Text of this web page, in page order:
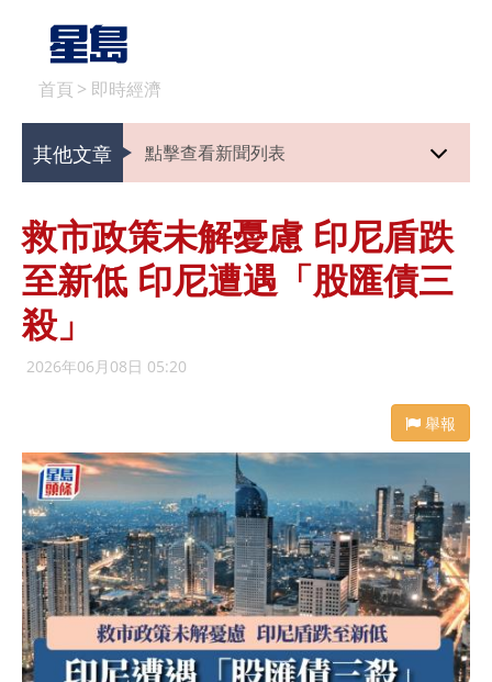
首頁 > 即時經濟
其他文章 點擊查看新聞列表
救市政策未解憂慮 印尼盾跌
至新低 印尼遭遇「股匯債三
殺」
2026年06月08日 05:20
舉報